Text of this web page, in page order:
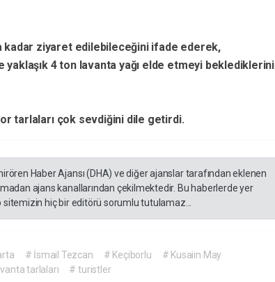
kadar ziyaret edilebileceğini ifade ederek,
4 ton lavanta yağı elde etmeyi beklediklerini
tarlaları çok sevdiğini dile getirdi.
Haber Ajansı (DHA) ve diğer ajanslar tarafından eklenen
ajans kanallarından çekilmektedir. Bu haberlerde yer
hiç bir editörü sorumlu tutulamaz...
# İsmail Tezcan # Keçiborlu
# Kusaiın May
tarlaları # turistler